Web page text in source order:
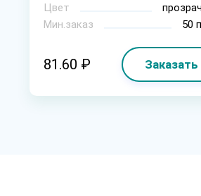
Цвет
Мин.заказ
50
81.60 ₽ Заказать